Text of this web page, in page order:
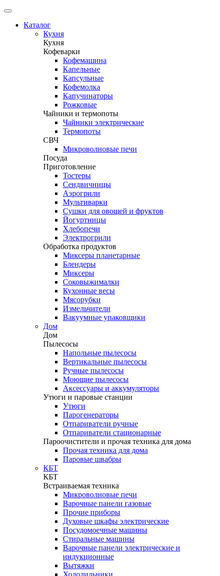
Каталог
Кухня
Кухня
Кофеварки
Кофемашина
Капельные
Капсульные
Кофемолка
Капучинаторы
Рожковые
Чайники и термопоты
Чайники электрические
Термопоты
СВЧ
Микроволновые печи
Посуда
Приготовление
Тостеры
Сендвичницы
Аэрогрили
Мультиварки
Сушки для овощей и фруктов
Йогуртницы
Хлебопечи
Электрогрили
Обработка продуктов
Миксеры планетарные
Блендеры
Миксеры
Соковыжималки
Кухонные весы
Мясорубки
Измельчители
Вакуумные упаковщики
Дом
Дом
Пылесосы
Напольные пылесосы
Вертикальные пылесосы
Ручные пылесосы
Моющие пылесосы
Аксессуары и аккумуляторы
Утюги и паровые станции
Утюги
Парогенераторы
Отпариватели ручные
Отпариватели стационарные
Пароочистители и прочая техника для дома
Прочая техника для дома
Паровые швабры
КБТ
КБТ
Встраиваемая техника
Микроволновые печи
Варочные панели газовые
Прочие приборы
Духовые шкафы электрические
Посудомоечные машины
Стиральные машины
Варочные панели электрические и
индукционные
Вытяжки
Холодильники